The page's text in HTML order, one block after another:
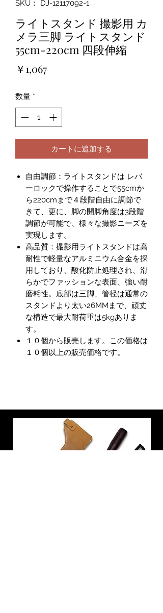
SKU： DJ-12117092-1
ライトスタンド 撮影用 カ
メラ三脚 ライトスタンド
55cm-220cm 四段伸縮
￥1,067価
数量 *
カートに追加する
自由調節：ライトスタンドは レバ
ーロックで操作することで55cmか
ら220cmまで４段階自由に調節で
きて、更に、脚の開脚角度は3段階
調節が可能で、様々な撮影ニーズを
実現します。
高品質：撮影用ライトスタンドは高
耐性で軽量なアルミニウム合金を採
用しており、酸化防止処理され、滑
らかでファッションな表面、強い耐
磨耗性。底部は三脚、管径は通常の
スタンドより太い26MMまで、頑丈
な構造で最大耐荷重は5kgありま
す。
１０個から販売します。この価格は
１０個以上の販売価格です。